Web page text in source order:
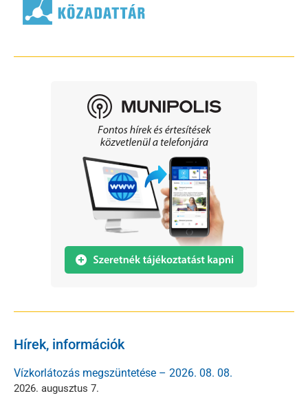
Hírek, információk
Vízkorlátozás megszüntetése – 2026. 08. 08.
2026. augusztus 7.